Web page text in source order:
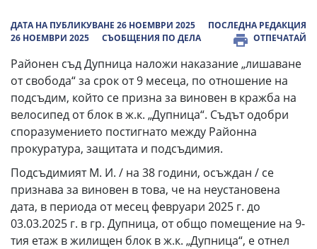
ДАТА НА ПУБЛИКУВАНЕ 26 НОЕМВРИ 2025
ПОСЛЕДНА РЕДАКЦИЯ
26 НОЕМВРИ 2025
СЪОБЩЕНИЯ ПО ДЕЛА ОТПЕЧАТАЙ
Районен съд Дупница наложи наказание „лишаване
от свобода“ за срок от 9 месеца, по отношение на
подсъдим, който се призна за виновен в кражба на
велосипед от блок в ж.к. „Дупница“. Съдът одобри
споразумението постигнато между Районна
прокуратура, защитата и подсъдимия.
Подсъдимият М. И. / на 38 години, осъждан / се
признава за виновен в това, че на неустановена
дата, в периода от месец февруари 2025 г. до
03.03.2025 г. в гр. Дупница, от общо помещение на 9-
тия етаж в жилищен блок в ж.к. „Дупница“, е отнел